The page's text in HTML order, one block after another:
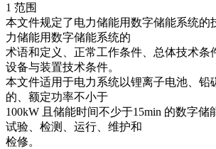
1 范围
本文件规定了电力储能用数字储能系统的
力储能用数字储能系统的
术语和定义、正常工作条件、总体技术条
设备与装置技术条件。
本文件适用于电力系统以锂离子电池、铅
的、额定功率不小于
100kW 且储能时间不少于15min 的数字储
试验、检测、运行、维护和
检修。